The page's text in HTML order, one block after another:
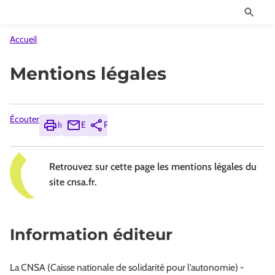
Accueil
Mentions légales
Écouter
ImprimerEnvoyerPartager
Retrouvez sur cette page les mentions légales du
site cnsa.fr.
Information éditeur
La CNSA (Caisse nationale de solidarité pour l’autonomie) -